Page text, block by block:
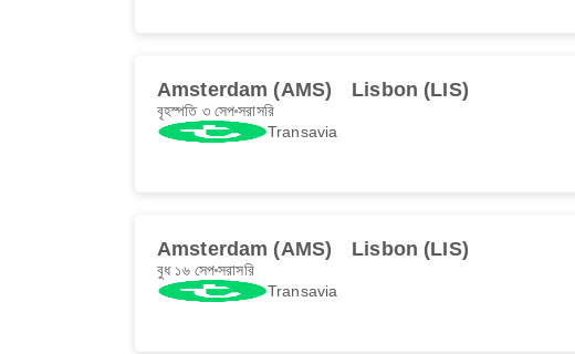
Amsterdam (AMS) Lisbon (LIS)
বৃহস্পতি ৩ সেপসরাসরি
Transavia
Amsterdam (AMS) Lisbon (LIS)
বুধ ১৬ সেপসরাসরি
Transavia